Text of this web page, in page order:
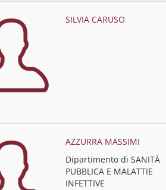
SILVIA CARUSO
AZZURRA MASSIMI
Dipartimento di SANITÀ
PUBBLICA E MALATTIE
INFETTIVE